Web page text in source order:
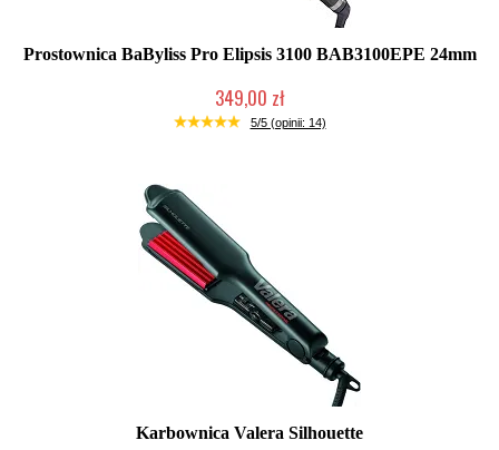
Prostownica BaByliss Pro Elipsis 3100 BAB3100EPE 24mm
349,00 zł
Duża ilość (wysyłka w 24h)
5/5 (opinii: 14)
Karbownica Valera Silhouette